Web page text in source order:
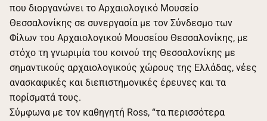
που διοργανώνει το Αρχαιολογικό Μουσείο
Θεσσαλονίκης σε συνεργασία με τον Σύνδεσμο των
Φίλων του Αρχαιολογικού Μουσείου Θεσσαλονίκης, με
στόχο τη γνωριμία του κοινού της Θεσσαλονίκης με
σημαντικούς αρχαιολογικούς χώρους της Ελλάδας, νέες
ανασκαφικές και διεπιστημονικές έρευνες και τα
πορίσματά τους.
Σύμφωνα με τον καθηγητή Ross, “τα περισσότερα